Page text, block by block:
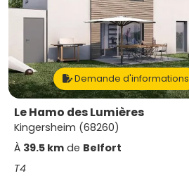
Demande d'informations
Le Hamo des Lumières
Kingersheim (68260)
À 39.5 km de Belfort
T4